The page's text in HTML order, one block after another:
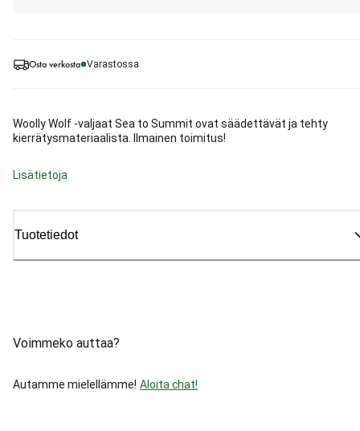
Osta verkosta Varastossa
Woolly Wolf -valjaat Sea to Summit ovat säädettävät ja tehty
kierrätysmateriaalista. Ilmainen toimitus!
Lisätietoja
Tuotetiedot
Voimmeko auttaa?
Autamme mielellämme! Aloita chat!